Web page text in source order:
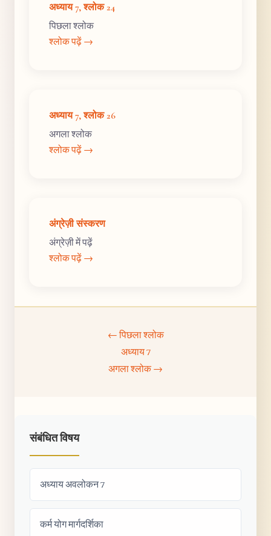
अध्याय 7, श्लोक 24
पिछला श्लोक
श्लोक पढ़ें →
अध्याय 7, श्लोक 26
अगला श्लोक
श्लोक पढ़ें →
अंग्रेज़ी संस्करण
अंग्रेज़ी में पढ़ें
श्लोक पढ़ें →
← पिछला श्लोक
अध्याय 7
अगला श्लोक →
संबंधित विषय
अध्याय अवलोकन 7
कर्म योग मार्गदर्शिका